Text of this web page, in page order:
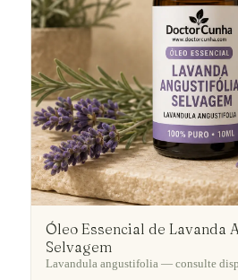
Óleo Essencial de Lavanda
Selvagem
Lavandula angustifolia — consulte